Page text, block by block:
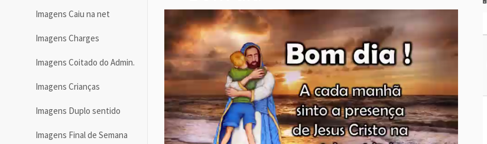
Imagens Caiu na net
Imagens Charges
Imagens Coitado do Admin.
Imagens Crianças
Imagens Duplo sentido
Imagens Final de Semana